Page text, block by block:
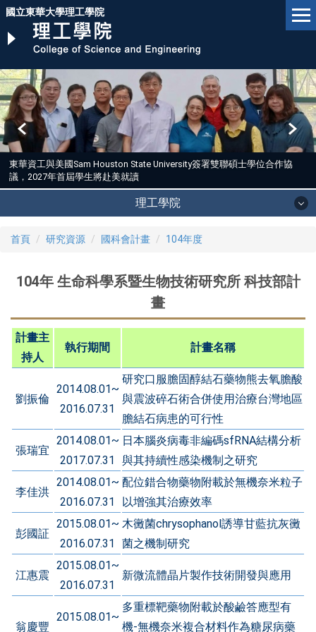
跳
主
內
容
區
國立東華大學理工學院
東華資工與美國Sam Houston State University簽署雙聯碩士學位合作協
議，2027年首屆學生將赴美就讀
理工學院
首頁 研究資源 國科會計畫 104年度
104年 生命科學系暨生物技術研究所 科技部計
畫
計畫主
持人
執行期間 計畫名稱
劉振倫
2014.08.01~
2016.07.31
研究口服膽固醇結石藥物熊去氧膽酸
與震波碎石術合併使用治療台灣地區
膽結石病患的可行性
張瑞宜
2014.08.01~
2017.07.31
日本腦炎病毒非編碼sfRNA結構分析
與其持續性感染機制之研究
李佳洪
2014.08.01~
2016.07.31
配位錯合物藥物附載於無機奈米粒子
以增強其治療效率
彭國証
2015.08.01~
2016.07.31
木黴菌chrysophanol誘導甘藍抗灰黴
菌之機制研究
江惠震
2015.08.01~
2016.07.31
新微流體晶片製作技術開發與應用
翁慶豐
2015.08.01~
多重標靶藥物附載於酸鹼答應型有
機-無機奈米複合材料作為糖尿病藥